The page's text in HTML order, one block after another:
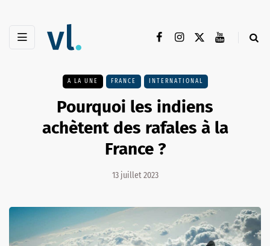
A LA UNE FRANCE INTERNATIONAL
Pourquoi les indiens
achètent des rafales à la
France ?
13 juillet 2023